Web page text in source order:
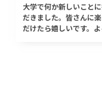
大学で何か新しいこと
だきました。皆さんに
だけたら嬉しいです。